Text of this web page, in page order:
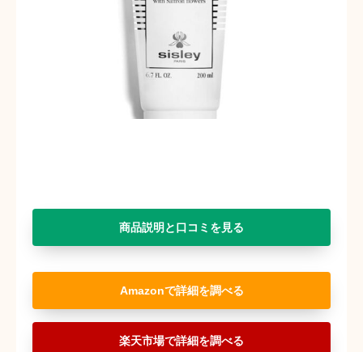
商品説明と口コミを見る
Amazon
楽天市場